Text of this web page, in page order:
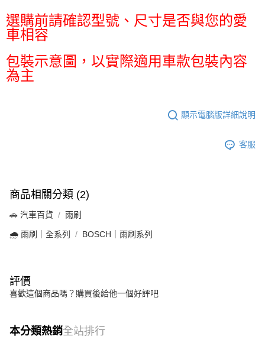
選購前請確認型號、尺寸是否與您的愛
車相容
包裝示意圖，以實際適用車款包裝內容
為主
顯示電腦版詳細說明
客服
商品相關分類 (2)
🚗 汽車百貨 雨刷
🌧️ 雨刷｜全系列 BOSCH｜雨刷系列
評價
喜歡這個商品嗎？購買後給他一個好評吧
本分類熱銷全站排行